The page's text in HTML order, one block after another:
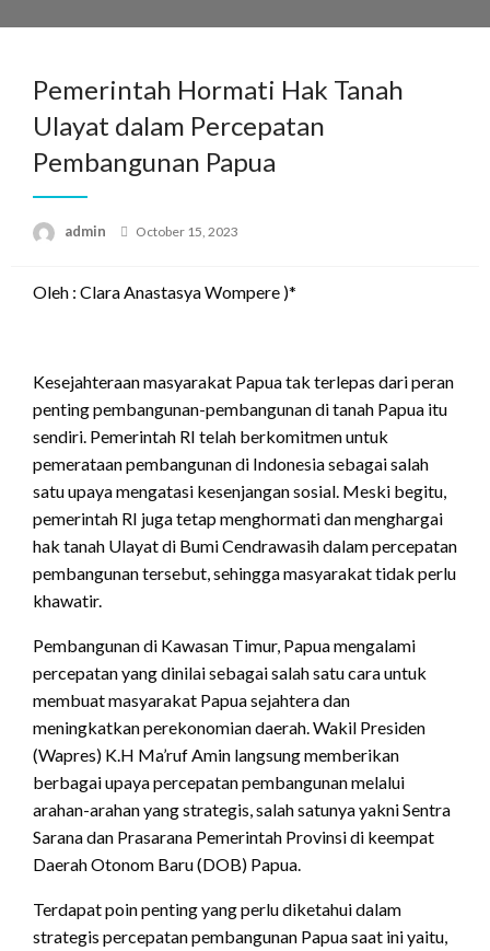
Pemerintah Hormati Hak Tanah
Ulayat dalam Percepatan
Pembangunan Papua
admin
Posted
October 15, 2023
Oleh : Clara Anastasya Wompere )*
Kesejahteraan masyarakat Papua tak terlepas dari peran
penting pembangunan-pembangunan di tanah Papua itu
sendiri. Pemerintah RI telah berkomitmen untuk
pemerataan pembangunan di Indonesia sebagai salah
satu upaya mengatasi kesenjangan sosial. Meski begitu,
pemerintah RI juga tetap menghormati dan menghargai
hak tanah Ulayat di Bumi Cendrawasih dalam percepatan
pembangunan tersebut, sehingga masyarakat tidak perlu
khawatir.
Pembangunan di Kawasan Timur, Papua mengalami
percepatan yang dinilai sebagai salah satu cara untuk
membuat masyarakat Papua sejahtera dan
meningkatkan perekonomian daerah. Wakil Presiden
(Wapres) K.H Ma’ruf Amin langsung memberikan
berbagai upaya percepatan pembangunan melalui
arahan-arahan yang strategis, salah satunya yakni Sentra
Sarana dan Prasarana Pemerintah Provinsi di keempat
Daerah Otonom Baru (DOB) Papua.
Terdapat poin penting yang perlu diketahui dalam
strategis percepatan pembangunan Papua saat ini yaitu,